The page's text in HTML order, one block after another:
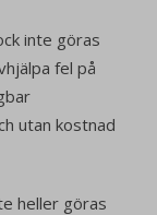
inte göras
fel på
utan kostnad
heller göras